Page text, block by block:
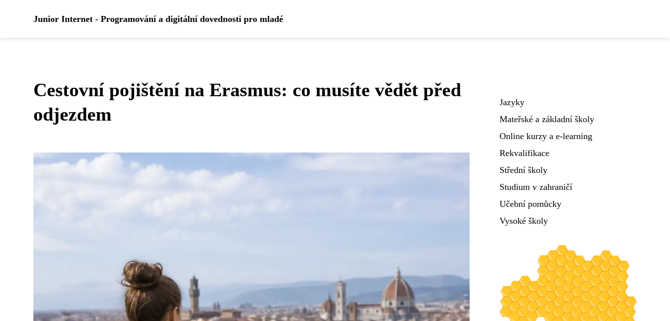
Junior Internet - Programování a digitální dovednosti pro mladé
Cestovní pojištění na Erasmus: co musíte vědět před
odjezdem
Jazyky
Mateřské a základní školy
Online kurzy a e-learning
Rekvalifikace
Střední školy
Studium v zahraničí
Učební pomůcky
Vysoké školy